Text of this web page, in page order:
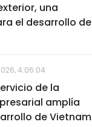
una
el desarrollo de
4:06:04
de la
amplía
de Vietnam